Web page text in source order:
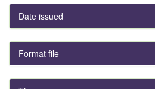
Date issued
Format file